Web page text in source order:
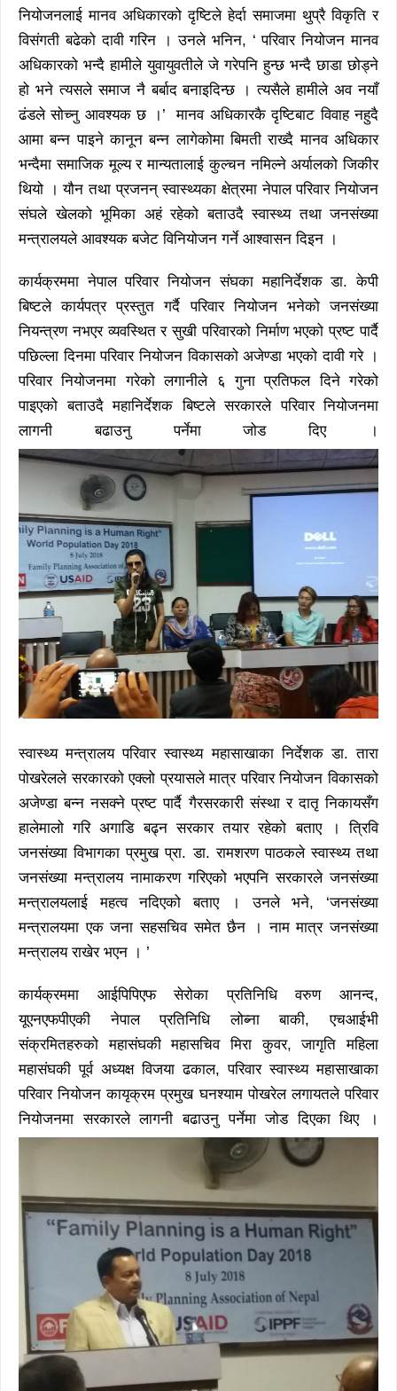
नियोजनलाई मानव अधिकारको दृष्टिले हेर्दा समाजमा थुप्रै विकृति र
विसंगती बढेको दावी गरिन । उनले भनिन, ‘ परिवार नियोजन मानव
अधिकारको भन्दै हामीले युवायुवतीले जे गरेपनि हुन्छ भन्दै छाडा छोड्ने
हो भने त्यसले समाज नै बर्बाद बनाइदिन्छ । त्यसैले हामीले अव नयाँ
ढंडले सोच्नु आवश्यक छ ।’ मानव अधिकारकै दृष्टिबाट विवाह नहुदै
आमा बन्न पाइने कानून बन्न लागेकोमा बिमती राख्दै मानव अधिकार
भन्दैमा समाजिक मूल्य र मान्यतालाई कुल्चन नमिल्ने अर्यालको जिकीर
थियो । यौन तथा प्रजनन् स्वास्थ्यका क्षेत्रमा नेपाल परिवार नियोजन
संघले खेलको भूमिका अहं रहेको बताउदै स्वास्थ्य तथा जनसंख्या
मन्त्रालयले आवश्यक बजेट विनियोजन गर्ने आश्वासन दिइन ।
कार्यक्रममा नेपाल परिवार नियोजन संघका महानिर्देशक डा. केपी
बिष्टले कार्यपत्र प्रस्तुत गर्दै परिवार नियोजन भनेको जनसंख्या
नियन्त्रण नभएर व्यवस्थित र सुखी परिवारको निर्माण भएको प्रष्ट पार्दै
पछिल्ला दिनमा परिवार नियोजन विकासको अजेण्डा भएको दावी गरे ।
परिवार नियोजनमा गरेको लगानीले ६ गुना प्रतिफल दिने गरेको
पाइएको बताउदै महानिर्देशक बिष्टले सरकारले परिवार नियोजनमा
लागनी बढाउनु पर्नेमा जोड दिए ।
स्वास्थ्य मन्त्रालय परिवार स्वास्थ्य महासाखाका निर्देशक डा. तारा
पोखरेलले सरकारको एक्लो प्रयासले मात्र परिवार नियोजन विकासको
अजेण्डा बन्न नसक्ने प्रष्ट पार्दै गैरसरकारी संस्था र दातृ निकायसँग
हालेमालो गरि अगाडि बढ्न सरकार तयार रहेको बताए । त्रिवि
जनसंख्या विभागका प्रमुख प्रा. डा. रामशरण पाठकले स्वास्थ्य तथा
जनसंख्या मन्त्रालय नामाकरण गरिएको भएपनि सरकारले जनसंख्या
मन्त्रालयलाई महत्व नदिएको बताए । उनले भने, ‘जनसंख्या
मन्त्रालयमा एक जना सहसचिव समेत छैन । नाम मात्र जनसंख्या
मन्त्रालय राखेर भएन । ’
कार्यक्रममा आईपिपिएफ सेरोका प्रतिनिधि वरुण आनन्द,
यूएनएफपीएकी नेपाल प्रतिनिधि लोब्ना बाकी, एचआईभी
संक्रमितहरुको महासंघकी महासचिव मिरा कुवर, जागृति महिला
महासंघकी पूर्व अध्यक्ष विजया ढकाल, परिवार स्वास्थ्य महासाखाका
परिवार नियोजन कायृक्रम प्रमुख घनश्याम पोखरेल लगायतले परिवार
नियोजनमा सरकारले लागनी बढाउनु पर्नेमा जोड दिएका थिए ।